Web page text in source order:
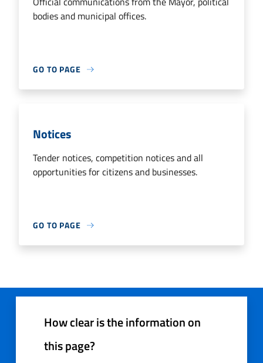
bodies and municipal offices.
GO TO PAGE
Notices
Tender notices, competition notices and all
opportunities for citizens and businesses.
GO TO PAGE
How clear is the information on
this page?